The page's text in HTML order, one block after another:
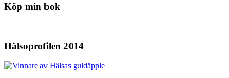
Köp min bok
Hälsoprofilen 2014